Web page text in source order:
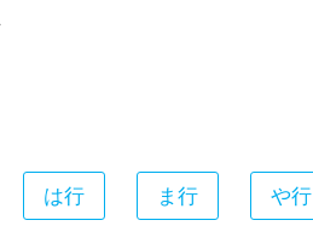
は行 ま行 や行